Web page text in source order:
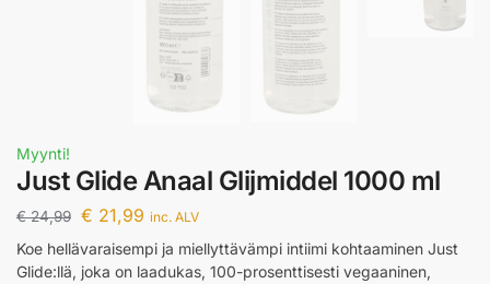
Myynti!
Just Glide Anaal Glijmiddel 1000 ml
€24,99 € 21,99 inc. ALV
Koe hellävaraisempi ja miellyttävämpi intiimi kohtaaminen Just
Glide:llä, joka on laadukas, 100-prosenttisesti vegaaninen,